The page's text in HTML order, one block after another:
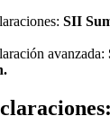
SII
avanzada: